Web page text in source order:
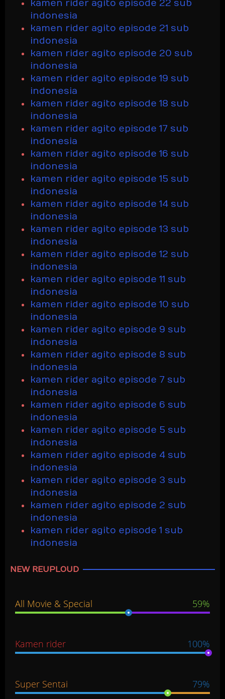
kamen rider agito episode 22 sub
indonesia
kamen rider agito episode 21 sub
indonesia
kamen rider agito episode 20 sub
indonesia
kamen rider agito episode 19 sub
indonesia
kamen rider agito episode 18 sub
indonesia
kamen rider agito episode 17 sub
indonesia
kamen rider agito episode 16 sub
indonesia
kamen rider agito episode 15 sub
indonesia
kamen rider agito episode 14 sub
indonesia
kamen rider agito episode 13 sub
indonesia
kamen rider agito episode 12 sub
indonesia
kamen rider agito episode 11 sub
indonesia
kamen rider agito episode 10 sub
indonesia
kamen rider agito episode 9 sub
indonesia
kamen rider agito episode 8 sub
indonesia
kamen rider agito episode 7 sub
indonesia
kamen rider agito episode 6 sub
indonesia
kamen rider agito episode 5 sub
indonesia
kamen rider agito episode 4 sub
indonesia
kamen rider agito episode 3 sub
indonesia
kamen rider agito episode 2 sub
indonesia
kamen rider agito episode 1 sub
indonesia
NEW REUPLOUD
All Movie & Special 59%
Kamen rider 100%
Super Sentai 79%